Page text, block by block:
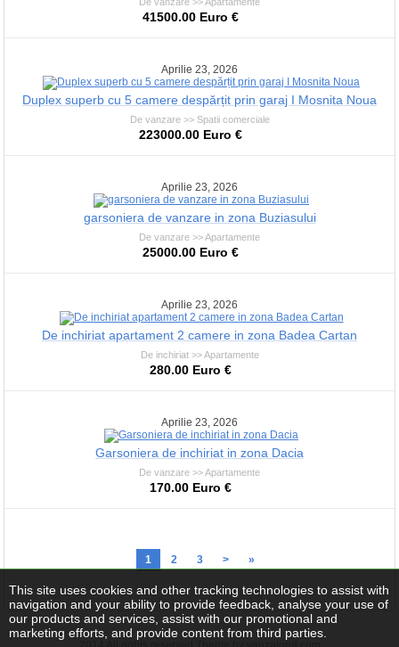
41500.00 Euro €
Aprilie 23, 2026
Duplex superb cu 5 camere despărțit prin garaj I Mosnita Noua
De vanzare >> Spatii comerciale
223000.00 Euro €
Aprilie 23, 2026
garsoniera de vanzare in zona Buziasului
De vanzare >> Apartamente
25000.00 Euro €
Aprilie 23, 2026
De inchiriat apartament 2 camere in zona Badea Cartan
De inchiriat >> Apartamente
280.00 Euro €
Aprilie 23, 2026
Garsoniera de inchiriat in zona Dacia
De vanzare >> Apartamente
170.00 Euro €
1 2 3 > »
This site uses cookies and other tracking technologies to assist with
navigation and your ability to provide feedback, analyse your use of
our products and services, assist with our promotional and
marketing efforts, and provide content from third parties.